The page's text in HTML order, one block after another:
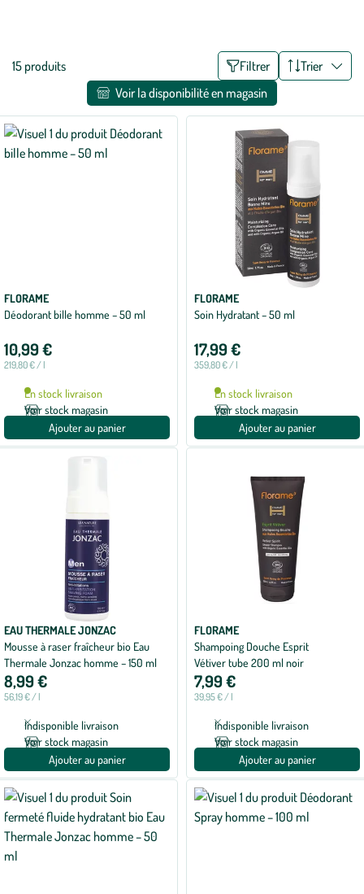
Liste
appliqués
15 produits Filtrer
Trier
Voir la disponibilité en magasin
FLORAME
Déodorant bille homme – 50 ml
10,99 €
219,80 € / l
En stock livraison
Voir stock magasin
Ajouter au panier
FLORAME
Soin Hydratant – 50 ml
17,99 €
359,80 € / l
En stock livraison
Voir stock magasin
Ajouter au panier
EAU THERMALE JONZAC
Mousse à raser fraîcheur bio Eau
Thermale Jonzac homme – 150 ml
8,99 €
56,19 € / l
Indisponible livraison
Voir stock magasin
Ajouter au panier
FLORAME
Shampoing Douche Esprit
Vétiver tube 200 ml noir
7,99 €
39,95 € / l
Indisponible livraison
Voir stock magasin
Ajouter au panier